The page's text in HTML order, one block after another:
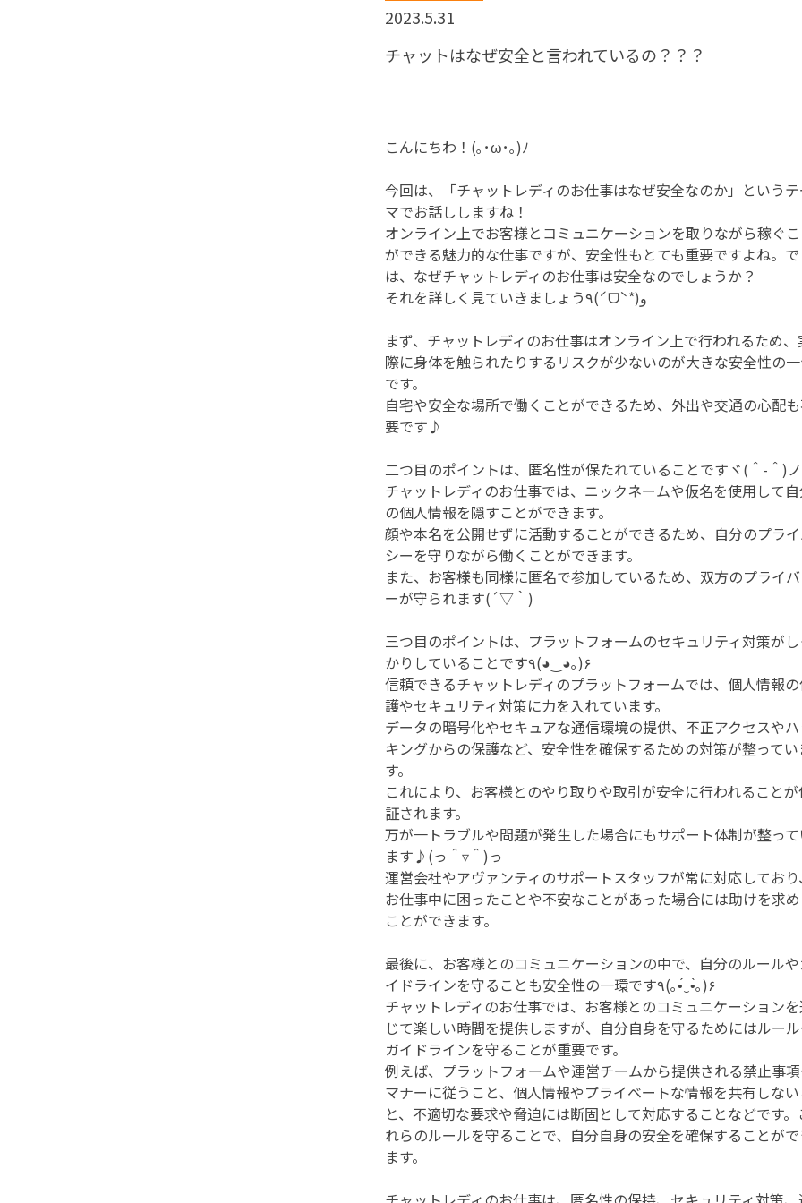
2023.5.31
チャットはなぜ安全と言われているの？？？
こんにちわ！(｡･ω･｡)ﾉ
今回は、「チャットレディのお仕事はなぜ安全なのか」というテ
マでお話ししますね！
オンライン上でお客様とコミュニケーションを取りながら稼ぐこ
ができる魅力的な仕事ですが、安全性もとても重要ですよね。で
は、なぜチャットレディのお仕事は安全なのでしょうか？
それを詳しく見ていきましょう٩(ˊᗜˋ*)و
まず、チャットレディのお仕事はオンライン上で行われるため、
際に身体を触られたりするリスクが少ないのが大きな安全性の
です。
自宅や安全な場所で働くことができるため、外出や交通の心配
要です♪
二つ目のポイントは、匿名性が保たれていることですヾ(＾-＾)ノ
チャットレディのお仕事では、ニックネームや仮名を使用して
の個人情報を隠すことができます。
顔や本名を公開せずに活動することができるため、自分のプラ
シーを守りながら働くことができます。
また、お客様も同様に匿名で参加しているため、双方のプライ
ーが守られます(´▽｀)
三つ目のポイントは、プラットフォームのセキュリティ対策がし
かりしていることです٩(◕‿◕｡)۶
信頼できるチャットレディのプラットフォームでは、個人情報
護やセキュリティ対策に力を入れています。
データの暗号化やセキュアな通信環境の提供、不正アクセスやハ
キングからの保護など、安全性を確保するための対策が整ってい
す。
これにより、お客様とのやり取りや取引が安全に行われること
証されます。
万が一トラブルや問題が発生した場合にもサポート体制が整っ
ます♪(っ＾▿＾)っ
運営会社やアヴァンティのサポートスタッフが常に対応しており、
お仕事中に困ったことや不安なことがあった場合には助けを求
ことができます。
最後に、お客様とのコミュニケーションの中で、自分のルール
イドラインを守ることも安全性の一環です٩(｡•́‿•̀｡)۶
チャットレディのお仕事では、お客様とのコミュニケーション
じて楽しい時間を提供しますが、自分自身を守るためにはルー
ガイドラインを守ることが重要です。
例えば、プラットフォームや運営チームから提供される禁止事
マナーに従うこと、個人情報やプライベートな情報を共有しない
と、不適切な要求や脅迫には断固として対応することなどです。
れらのルールを守ることで、自分自身の安全を確保することがで
ます。